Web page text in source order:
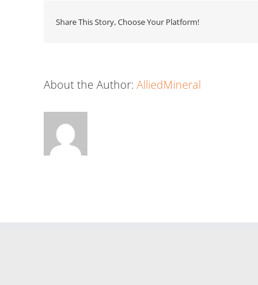
Share This Story, Choose Your Platform!
About the Author: AlliedMineral